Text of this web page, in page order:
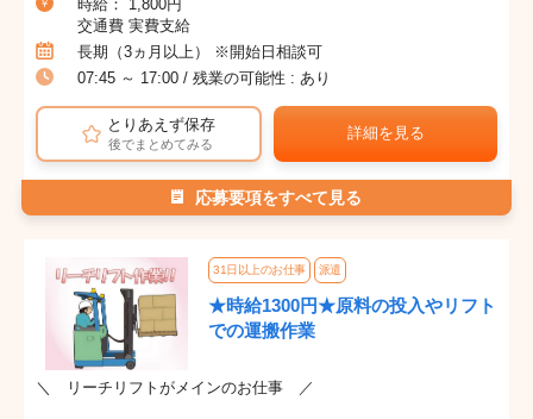
時給： 1,800円
交通費 実費支給
長期（3ヵ月以上） ※開始日相談可
07:45 ～ 17:00 / 残業の可能性 : あり
とりあえず保存
後でまとめてみる
詳細を見る
応募要項をすべて見る
31日以上のお仕事 派遣
★時給1300円★原料の投入やリフト
での運搬作業
＼ リーチリフトがメインのお仕事 ／